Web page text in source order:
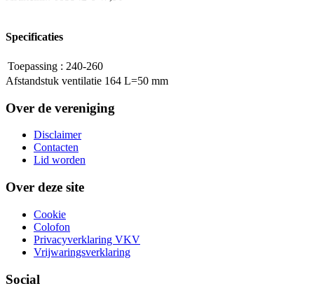
Specificaties
Toepassing : 240-260
Afstandstuk ventilatie 164 L=50 mm
Over de vereniging
Disclaimer
Contacten
Lid worden
Over deze site
Cookie
Colofon
Privacyverklaring VKV
Vrijwaringsverklaring
Social